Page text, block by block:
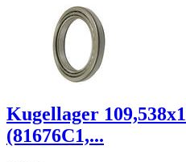
Kugellager
(81676C1,...